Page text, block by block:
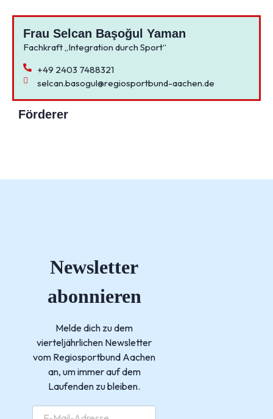
Frau Selcan Başoğul Yaman
Fachkraft „Integration durch Sport“
+49 2403 7488321
selcan.basogul@regiosportbund-aachen.de
Förderer
Newsletter
abonnieren
Melde dich zu dem
vierteljährlichen Newsletter
vom Regiosportbund Aachen
an, um immer auf dem
Laufenden zu bleiben.